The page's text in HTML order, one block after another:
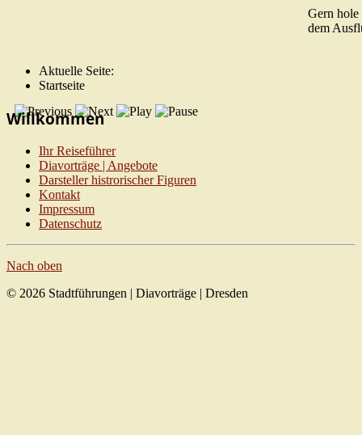
Gern hole
dem
Aktuelle Seite:
Startseite
Willkommen
Ihr Reiseführer
Diavorträge | Angebote
Darsteller histrorischer Figuren
Kontakt
Impressum
Datenschutz
Nach oben
© 2026 Stadtführungen | Diavorträge | Dresden